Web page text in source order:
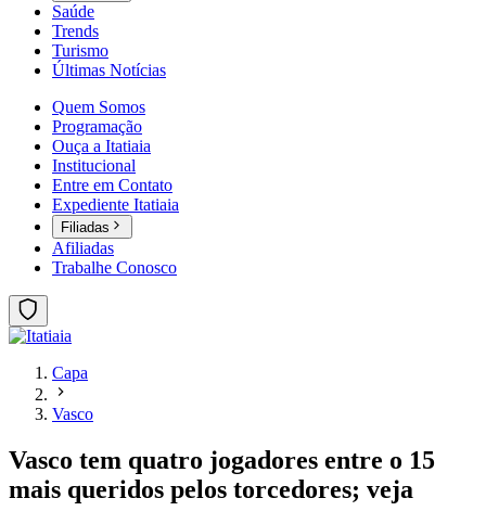
Saúde
Trends
Turismo
Últimas Notícias
Quem Somos
Programação
Ouça a Itatiaia
Institucional
Entre em Contato
Expediente Itatiaia
Filiadas
Afiliadas
Trabalhe Conosco
Capa
Vasco
Vasco tem quatro jogadores entre o 15
mais queridos pelos torcedores; veja